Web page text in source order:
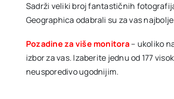
Sadrži veliki broj fantastičnih
Geographica odabrali su za vas
Pozadine za više monitora– ukoliko
izbor za vas. Izaberite jednu od 177
neusporedivo ugodnijim.